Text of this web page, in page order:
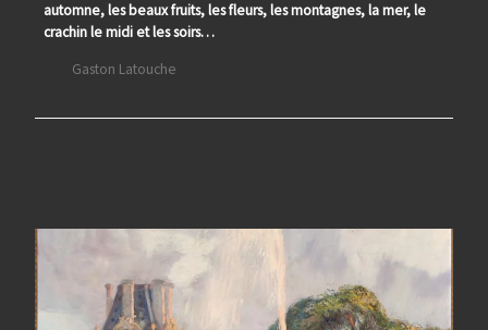
automne, les beaux fruits, les fleurs, les montagnes, la mer, le
crachin le midi et les soirs…
Gaston Latouche